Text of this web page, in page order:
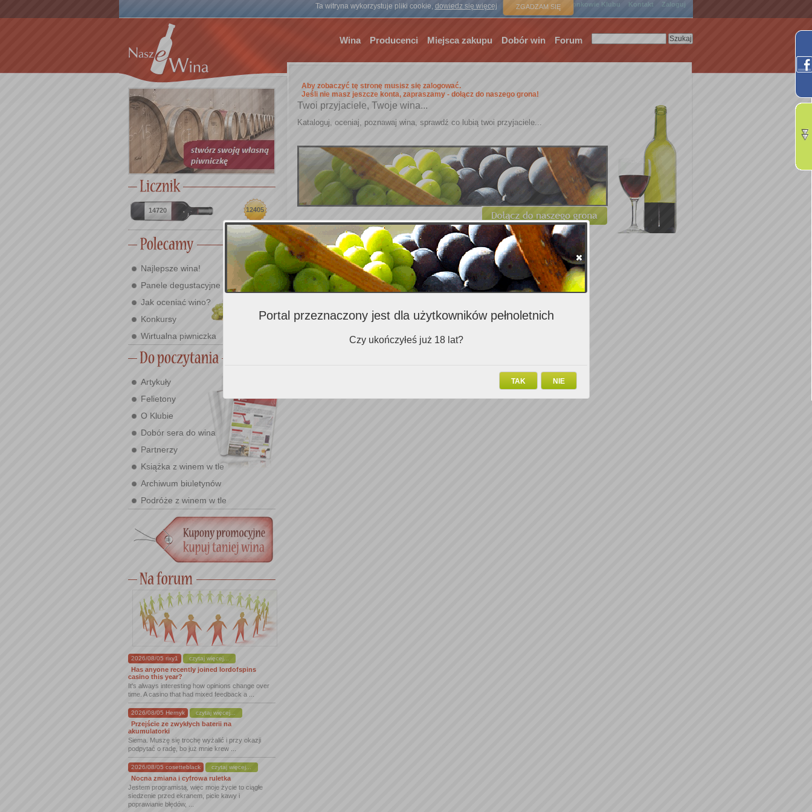
Ta witryna wykorzystuje pliki cookie, dowiedz się więcej ZGADZAM SIĘ
Strona główna Członkowie Klubu Kontakt Zaloguj
Wina Producenci Miejsca zakupu Dobór win Forum
14720 12405
Najlepsze wina!
Panele degustacyjne
Jak oceniać wino?
Konkursy
Wirtualna piwniczka
Artykuły
Felietony
O Klubie
Dobór sera do wina
Partnerzy
Książka z winem w tle
Archiwum biuletynów
Podróże z winem w tle
2026/08/05 rixy1 czytaj więcej...
Has anyone recently joined lordofspins
casino this year?
It's always interesting how opinions change over
time. A casino that had mixed feedback a ...
2026/08/05 Hernyk czytaj więcej...
Przejście ze zwykłych baterii na
akumulatorki
Siema. Muszę się trochę wyżalić i przy okazji
podpytać o radę, bo już mnie krew ...
2026/08/05 cosetteblack czytaj więcej...
Nocna zmiana i cyfrowa ruletka
Jestem programistą, więc moje życie to ciągłe
siedzenie przed ekranem, picie kawy i
poprawianie błędów, ...
Aby zobaczyć tę stronę musisz się zalogować.
Jeśli nie masz jeszcze konta, zapraszamy - dołącz do naszego grona!
Twoi przyjaciele, Twoje wina...
Kataloguj, oceniaj, poznawaj wina, sprawdź co lubią twoi przyjaciele...
Logowanie
Nazwa użytkownika:
Hasło:
Zapamiętaj mnie:
Zapomniałem hasła
Portal przeznaczony jest dla użytkowników pełnoletnich
Czy ukończyłeś już 18 lat?
NIE
TAK